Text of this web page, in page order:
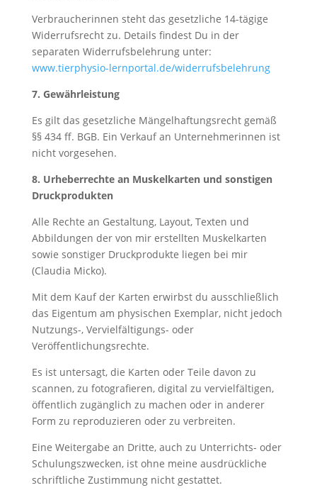
Verbraucherinnen steht das gesetzliche 14-tägige
Widerrufsrecht zu. Details findest Du in der
separaten Widerrufsbelehrung unter:
www.tierphysio-lernportal.de/widerrufsbelehrung
7. Gewährleistung
Es gilt das gesetzliche Mängelhaftungsrecht gemäß
§§ 434 ff. BGB. Ein Verkauf an Unternehmerinnen ist
nicht vorgesehen.
8. Urheberrechte an Muskelkarten und sonstigen
Druckprodukten
Alle Rechte an Gestaltung, Layout, Texten und
Abbildungen der von mir erstellten Muskelkarten
sowie sonstiger Druckprodukte liegen bei mir
(Claudia Micko).
Mit dem Kauf der Karten erwirbst du ausschließlich
das Eigentum am physischen Exemplar, nicht jedoch
Nutzungs-, Vervielfältigungs- oder
Veröffentlichungsrechte.
Es ist untersagt, die Karten oder Teile davon zu
scannen, zu fotografieren, digital zu vervielfältigen,
öffentlich zugänglich zu machen oder in anderer
Form zu reproduzieren oder zu verbreiten.
Eine Weitergabe an Dritte, auch zu Unterrichts- oder
Schulungszwecken, ist ohne meine ausdrückliche
schriftliche Zustimmung nicht gestattet.